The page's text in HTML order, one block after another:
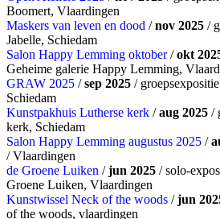
Boomert, Vlaardingen
Maskers van leven en dood /nov 2025 /
Jabelle, Schiedam
Salon Happy Lemming oktober/okt
Geheime galerie Happy Lemming,
GRAW 2025 /sep 2025 /
Schiedam
Kunstpakhuis Lutherse kerk /aug 2025 /
kerk, Schiedam
Salon Happy Lemming augustus 2025 /
/ Vlaardingen
de Groene Luiken /jun 2025 / solo-
Groene Luiken, Vlaardingen
Kunstwissel Neck of the woods /jun
of the woods, vlaardingen